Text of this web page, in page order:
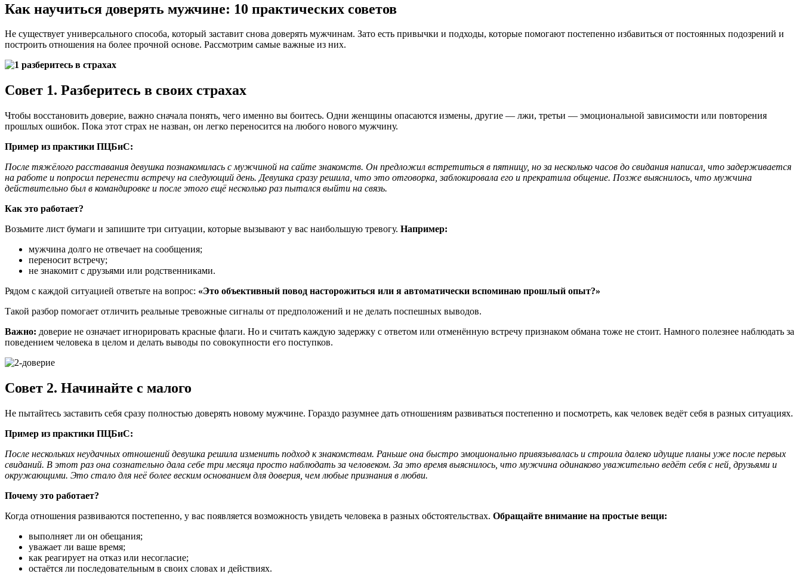
Как научиться доверять мужчине: 10 практических советов
Не существует универсального способа, который заставит снова доверять мужчинам. Зато есть привычки и подходы, которые помогают постепенно избавиться от постоянных подозрений и
построить отношения на более прочной основе. Рассмотрим самые важные из них.
Совет 1. Разберитесь в своих страхах
Чтобы восстановить доверие, важно сначала понять, чего именно вы боитесь. Одни женщины опасаются измены, другие — лжи, третьи — эмоциональной зависимости или повторения
прошлых ошибок. Пока этот страх не назван, он легко переносится на любого нового мужчину.
Пример из практики ПЦБиС:
После тяжёлого расставания девушка познакомилась с мужчиной на сайте знакомств. Он предложил встретиться в пятницу, но за несколько часов до свидания написал, что задерживается
на работе и попросил перенести встречу на следующий день. Девушка сразу решила, что это отговорка, заблокировала его и прекратила общение. Позже выяснилось, что мужчина
действительно был в командировке и после этого ещё несколько раз пытался выйти на связь.
Как это работает?
Возьмите лист бумаги и запишите три ситуации, которые вызывают у вас наибольшую тревогу. Например:
мужчина долго не отвечает на сообщения;
переносит встречу;
не знакомит с друзьями или родственниками.
Рядом с каждой ситуацией ответьте на вопрос: «Это объективный повод насторожиться или я автоматически вспоминаю прошлый опыт?»
Такой разбор помогает отличить реальные тревожные сигналы от предположений и не делать поспешных выводов.
Важно: доверие не означает игнорировать красные флаги. Но и считать каждую задержку с ответом или отменённую встречу признаком обмана тоже не стоит. Намного полезнее наблюдать за
поведением человека в целом и делать выводы по совокупности его поступков.
Совет 2. Начинайте с малого
Не пытайтесь заставить себя сразу полностью доверять новому мужчине. Гораздо разумнее дать отношениям развиваться постепенно и посмотреть, как человек ведёт себя в разных ситуациях.
Пример из практики ПЦБиС:
После нескольких неудачных отношений девушка решила изменить подход к знакомствам. Раньше она быстро эмоционально привязывалась и строила далеко идущие планы уже после первых
свиданий. В этот раз она сознательно дала себе три месяца просто наблюдать за человеком. За это время выяснилось, что мужчина одинаково уважительно ведёт себя с ней, друзьями и
окружающими. Это стало для неё более веским основанием для доверия, чем любые признания в любви.
Почему это работает?
Когда отношения развиваются постепенно, у вас появляется возможность увидеть человека в разных обстоятельствах. Обращайте внимание на простые вещи:
выполняет ли он обещания;
уважает ли ваше время;
как реагирует на отказ или несогласие;
остаётся ли последовательным в своих словах и действиях.